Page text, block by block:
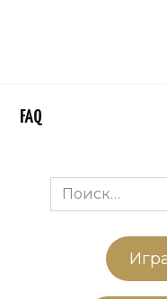
FAQ
Search
for: